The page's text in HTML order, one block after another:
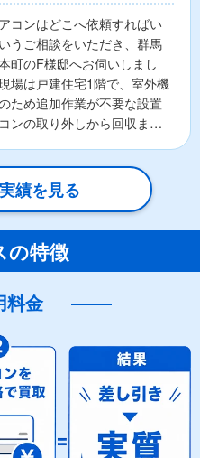
コンはどこへ依頼すればい
うご相談をいただき、群馬
町のF様邸へお伺いしまし
場は戸建住宅1階で、室外機
ため追加作業が不要な設置
ンの取り外しから回収まで
績を見る
の特徴
料金